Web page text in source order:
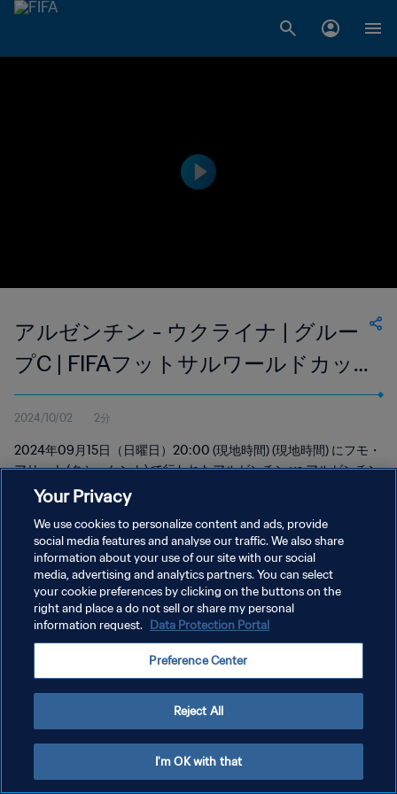
アルゼンチン - ウクライナ | グルー
プC | FIFAフットサルワールドカッ
プ ウズベキスタン2024™ | ハイライ
ト
2024/10/02 2分
2024年09月15日（日曜日）20:00 (現地時間) (現地時間) にフモ・
アリーナ (タシュケント) で行われたアルゼンチン vs アルゼンチン
のハイライトをご覧ください。
プライバシーポリシー
サービス利用規約
Your Privacy
We use cookies to personalize content and ads, provide
social media features and analyse our traffic. We also share
information about your use of our site with our social
media, advertising and analytics partners. You can select
your cookie preferences by clicking on the buttons on the
right and place a do not sell or share my personal
information request. Data Protection Portal
Preference Center
Reject All
I'm OK with that